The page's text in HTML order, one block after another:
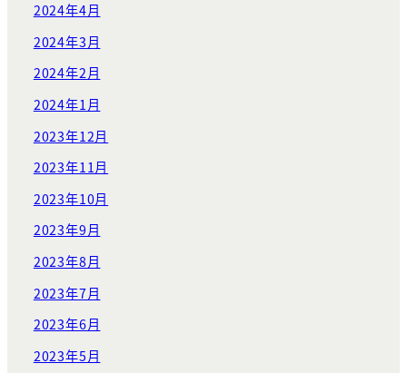
2024年4月
2024年3月
2024年2月
2024年1月
2023年12月
2023年11月
2023年10月
2023年9月
2023年8月
2023年7月
2023年6月
2023年5月